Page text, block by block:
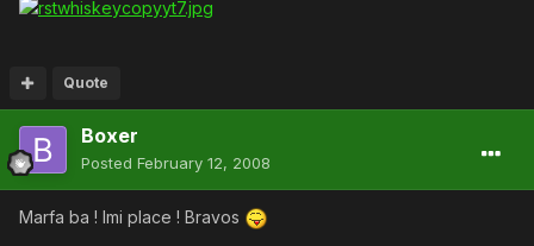
Quote
Boxer
Posted February 12, 2008
Marfa ba ! Imi place ! Bravos